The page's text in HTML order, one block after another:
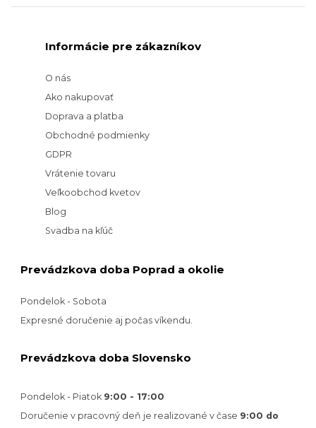
Informácie pre zákazníkov
O nás
Ako nakupovať
Doprava a platba
Obchodné podmienky
GDPR
Vrátenie tovaru
Veľkoobchod kvetov
Blog
Svadba na kľúč
Prevádzkova doba Poprad a okolie
Pondelok - Sobota
Expresné doručenie aj počas víkendu.
Prevádzkova doba Slovensko
Pondelok - Piatok 9:00 - 17:00
Doručenie v pracovný deň je realizované v čase 9:00 do